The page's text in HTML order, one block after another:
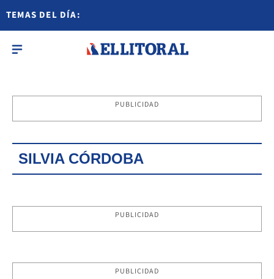
TEMAS DEL DÍA:
PUBLICIDAD
SILVIA CÓRDOBA
PUBLICIDAD
PUBLICIDAD